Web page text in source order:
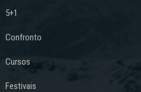
5+1
Confronto
Cursos
Festivais